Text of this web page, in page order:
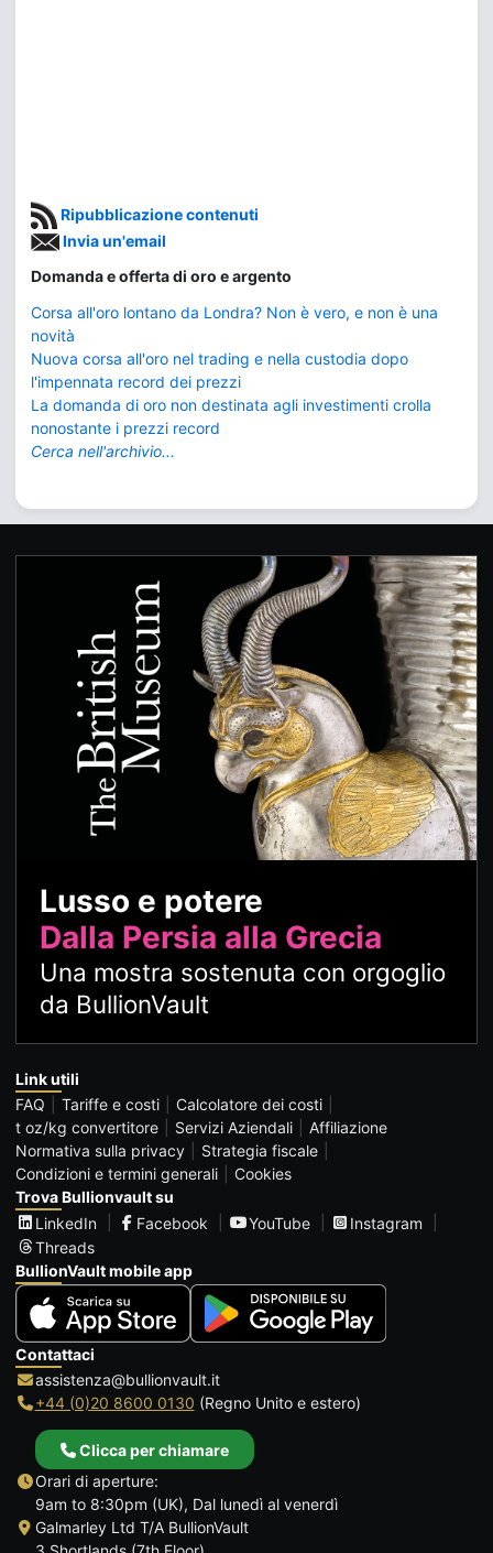
Ripubblicazione contenuti
Invia un'email
Domanda e offerta di oro e argento
Corsa all'oro lontano da Londra? Non è vero, e non è una
novità
Nuova corsa all'oro nel trading e nella custodia dopo
l'impennata record dei prezzi
La domanda di oro non destinata agli investimenti crolla
nonostante i prezzi record
Cerca nell'archivio...
Lusso e potere
Dalla Persia alla Grecia
Una mostra sostenuta con orgoglio
da BullionVault
Link utili
FAQ
Tariffe e costi
Calcolatore dei costi
t oz/kg convertitore
Servizi Aziendali
Affiliazione
Normativa sulla privacy
Strategia fiscale
Condizioni e termini generali
Cookies
Trova Bullionvault su
LinkedIn
Facebook YouTube
Instagram
Threads
BullionVault mobile app
Contattaci
assistenza@bullionvault.it
+44 (0)20 8600 0130 (Regno Unito e estero)
Clicca per chiamare
Orari di aperture:
9am to 8:30pm (UK), Dal lunedì al venerdì
Galmarley Ltd T/A BullionVault